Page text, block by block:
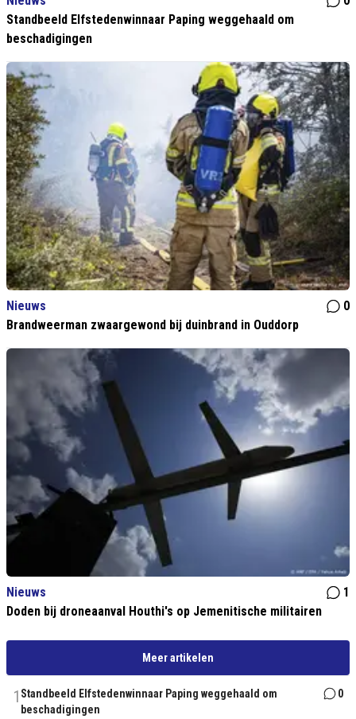
Standbeeld Elfstedenwinnaar Paping weggehaald om
beschadigingen
Nieuws
0
Brandweerman zwaargewond bij duinbrand in Ouddorp
Nieuws
1
Doden bij droneaanval Houthi's op Jemenitische militairen
Meer artikelen
1 Standbeeld Elfstedenwinnaar Paping weggehaald om
beschadigingen
0